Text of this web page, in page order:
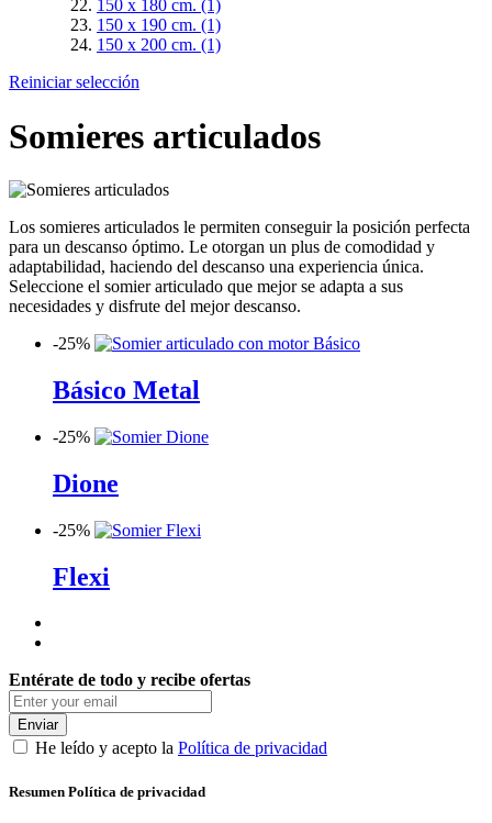
150 x 180 cm. (1)
150 x 190 cm. (1)
150 x 200 cm. (1)
Reiniciar selección
Somieres articulados
Los somieres articulados le permiten conseguir la posición perfecta
para un descanso óptimo. Le otorgan un plus de comodidad y
adaptabilidad, haciendo del descanso una experiencia única.
Seleccione el somier articulado que mejor se adapta a sus
necesidades y disfrute del mejor descanso.
-25%
Básico Metal
-25%
Dione
-25%
Flexi
Entérate de todo y recibe ofertas
Enviar
He leído y acepto la Política de privacidad
Resumen Política de privacidad